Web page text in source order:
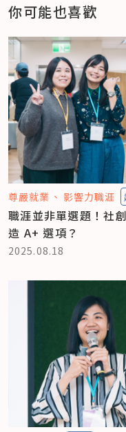
你可能也喜歡
尊嚴就業 影響力職涯
職涯並非單選題！社
造 A+ 選項？
2025.08.18